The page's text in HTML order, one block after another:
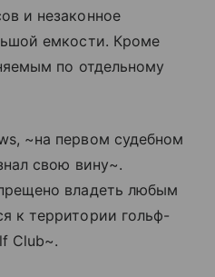
и незаконное
емкости. Кроме
по отдельному
~на первом судебном
свою вину~.
владеть любым
к территории гольф-
Club~.